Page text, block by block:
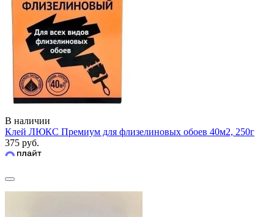
В наличии
Клей ЛЮКС Премиум для флизелиновых обоев 40м2, 250г
375 руб.